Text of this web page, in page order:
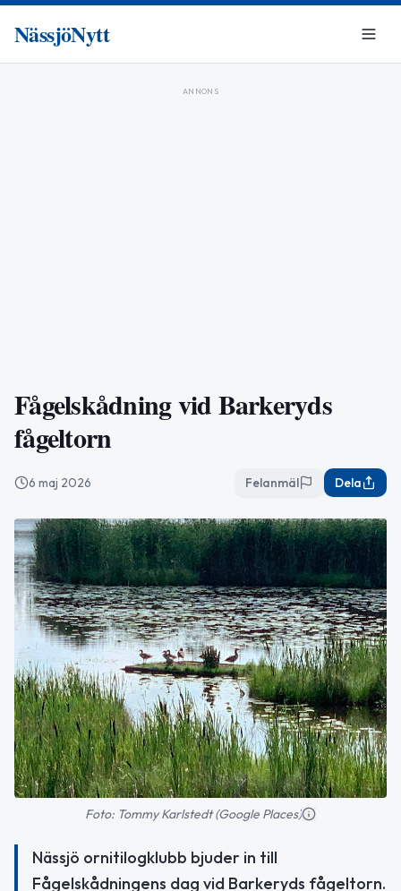
NässjöNytt
ANNONS
Fågelskådning vid Barkeryds
fågeltorn
6 maj 2026 Felanmäl Dela
Foto: Tommy Karlstedt (Google Places)
Nässjö ornitilogklubb bjuder in till
Fågelskådningens dag vid Barkeryds fågeltorn.